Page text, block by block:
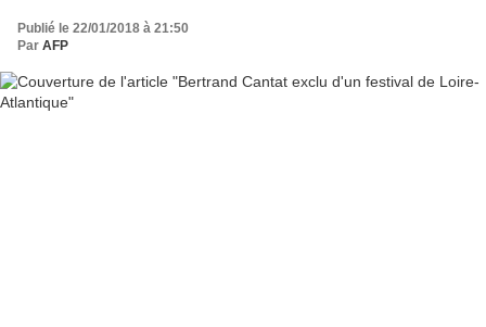
Publié le 22/01/2018 à 21:50
Par AFP